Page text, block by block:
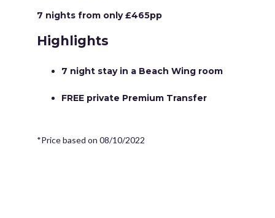
7 nights from only £465pp
Highlights
7 night stay in a Beach Wing room
FREE private Premium Transfer
*Price based on 08/10/2022